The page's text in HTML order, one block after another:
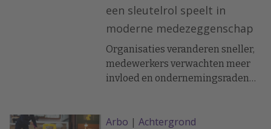
een sleutelrol speelt in
moderne medezeggenschap
Organisaties veranderen sneller,
medewerkers verwachten meer
invloed en ondernemingsraden
Daardoor verschuift
Arbo | Achtergrond